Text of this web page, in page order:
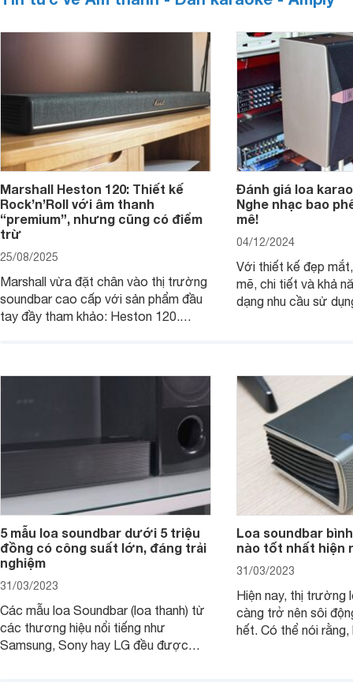
Marshall Heston 120: Thiết kế
Rock’n’Roll với âm thanh
“premium”, nhưng cũng có điểm
trừ
25/08/2025
Marshall vừa đặt chân vào thị trường
soundbar cao cấp với sản phẩm đầu
tay đầy tham khảo: Heston 120.
Đánh giá loa
Nghe nhạc bao
mê!
04/12/2024
Với thiết kế đẹp
mẽ, chi tiết và khả
dạng nhu cầu sử
những sự kiện giải trí.
5 mẫu loa soundbar dưới 5 triệu
đồng có công suất lớn, đáng trải
nghiệm
31/03/2023
Các mẫu loa Soundbar (loa thanh) từ
các thương hiệu nổi tiếng như
Samsung, Sony hay LG đều được
Loa soundbar
nào tốt nhất hiện
31/03/2023
Hiện nay, thị trường
càng trở nên sôi
hết. Có thể nói